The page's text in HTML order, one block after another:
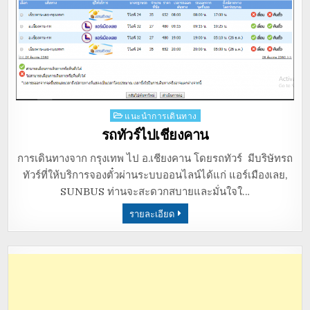
Posted
in
แนะนำการเดินทาง
รถทัวร์ไปเชียงคาน
การเดินทางจาก กรุงเทพ ไป อ.เชียงคาน โดยรถทัวร์ มีบริษัทรถ
ทัวร์ที่ให้บริการจองตั๋วผ่านระบบออนไลน์ได้แก่ แอร์เมืองเลย,
SUNBUS ท่านจะสะดวกสบายและมั่นใจใ…
รายละเอียด